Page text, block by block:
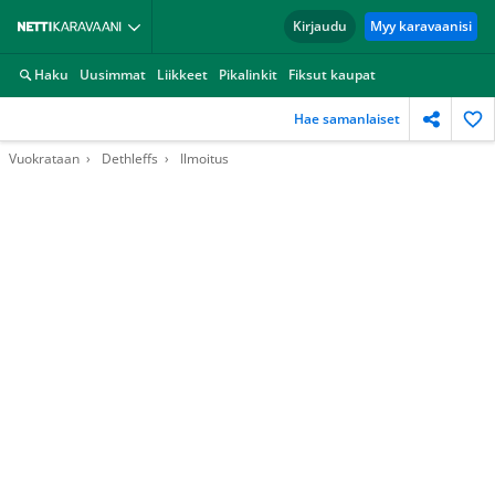
Kirjaudu Myy karavaanisi
Haku Uusimmat Liikkeet Pikalinkit Fiksut kaupat
Hae samanlaiset
Vuokrataan Dethleffs Ilmoitus